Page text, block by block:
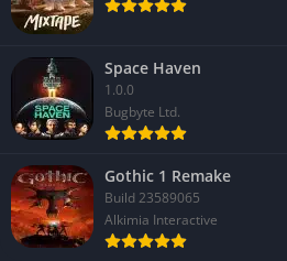
Space Haven
1.0.0
Bugbyte Ltd.
Gothic 1 Remake
Build 23589065
Alkimia Interactive